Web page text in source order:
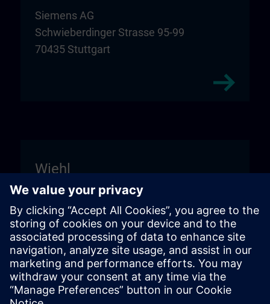
Siemens AG
Schwieberdinger Strasse 95-99
70435 Stuttgart
Wiehl
Unitechnik Systems GmbH
Entrance sign "DIGI:LAB"
Fritz-Kotz-Str. 14
51674 Wiehl